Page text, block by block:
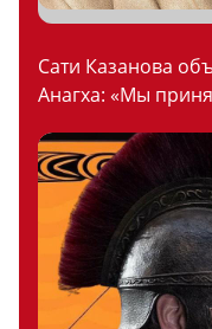
Сати Казанова
Анагха: «Мы